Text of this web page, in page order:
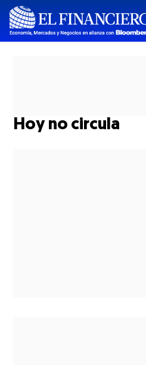
Hoy no circula